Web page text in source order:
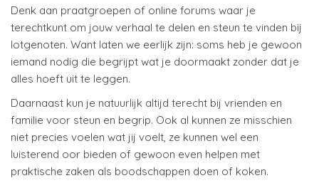
Denk aan praatgroepen of online forums waar je
terechtkunt om jouw verhaal te delen en steun te vinden bij
lotgenoten. Want laten we eerlijk zijn: soms heb je gewoon
iemand nodig die begrijpt wat je doormaakt zonder dat je
alles hoeft uit te leggen.
Daarnaast kun je natuurlijk altijd terecht bij vrienden en
familie voor steun en begrip. Ook al kunnen ze misschien
niet precies voelen wat jij voelt, ze kunnen wel een
luisterend oor bieden of gewoon even helpen met
praktische zaken als boodschappen doen of koken.